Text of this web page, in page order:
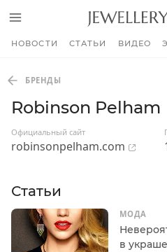
НОВОСТИ СТАТЬИ ВИДЕО
БРЕНДЫ
Robinson Pelham
Официальный сайт
robinsonpelham.com
Статьи
МОДА
в